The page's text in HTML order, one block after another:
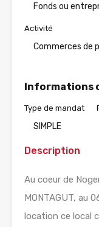
Fonds ou
Activité
Commerces de
Informations
Type de mandat
SIMPLE
Description
Au coeur de
MONTAGUT, au
location ce local